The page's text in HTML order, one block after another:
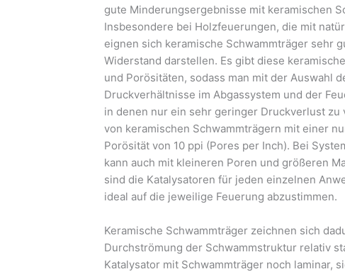
gute Minderungsergebnisse mit keramischen
Insbesondere bei Holzfeuerungen, die mit
eignen sich keramische Schwammträger sehr
Widerstand darstellen. Es gibt diese
und Porösitäten, sodass man mit der Auswahl
Druckverhältnisse im Abgassystem und der
in denen nur ein sehr geringer Druckverlust
von keramischen Schwammträgern mit einer
Porösität von 10 ppi (Pores per Inch). Bei
kann auch mit kleineren Poren und größeren
sind die Katalysatoren für jeden einzelnen
ideal auf die jeweilige Feuerung abzustimmen.
Keramische Schwammträger zeichnen sich
Durchströmung der Schwammstruktur relativ
Katalysator mit Schwammträger noch laminar,